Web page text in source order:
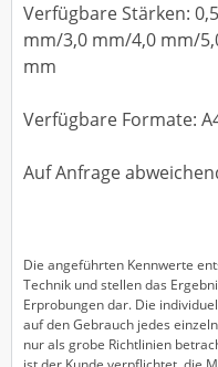
Verfügbare Stärken:
mm/3,0 mm/4,0 mm/
mm
Verfügbare Formate:
Auf Anfrage
Die angeführten Kennwerte
Technik und stellen das
Erprobungen dar. Die
auf den Gebrauch jedes
nur als grobe Richtlinien